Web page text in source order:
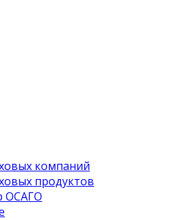
компаний
продуктов
ОСАГО